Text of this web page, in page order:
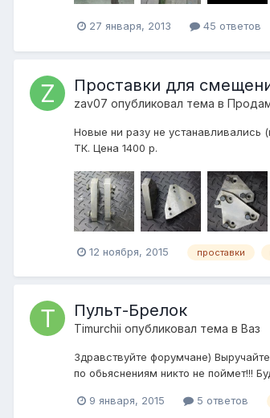
27 января, 2013 45 ответов
Проставки для
zav07 опубликовал тема в
Новые ни разу не
ТК. Цена 1400 р.
12 ноября, 2015 проставки
Пульт-Брелок
Timurchii опубликовал тема в Ваз
Здравствуйте форумчане)
по обьяснениям никто не поймет!!!
9 января, 2015 5 ответов